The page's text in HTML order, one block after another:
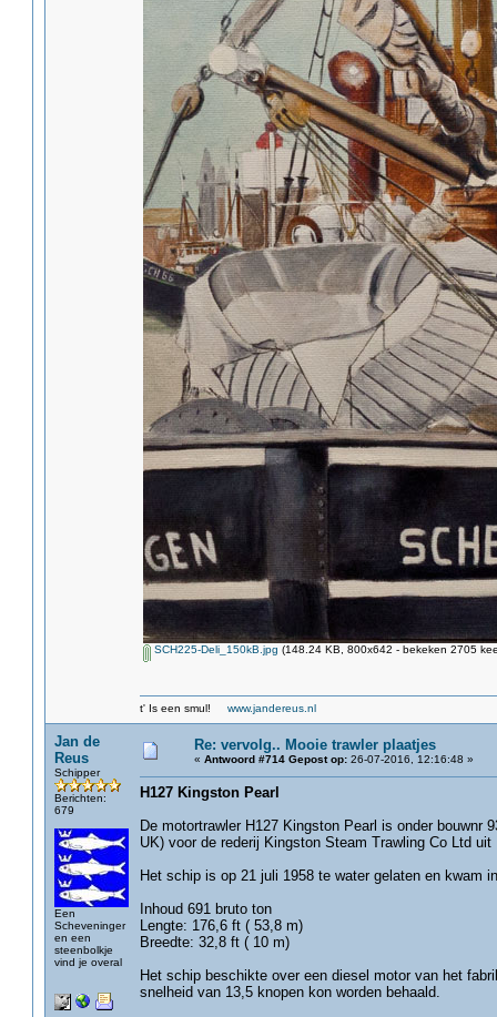
SCH225-Deli_150kB.jpg (148.24 KB, 800x642 - bekeken 2705
t' Is een smul! www.jandereus.nl
Jan de
Reus
Schipper
Berichten:
679
Een
Scheveninger
en een
steenbolkje
vind je overal
Re: vervolg.. Mooie trawler plaatjes
« Antwoord #714 Gepost op:26-07-2016, 12:16:48 »
H127 Kingston Pearl
De motortrawler H127 Kingston Pearl is onder bouwnr
UK) voor de rederij Kingston Steam Trawling Co Ltd uit
Het schip is op 21 juli 1958 te water gelaten en kwam
Inhoud 691 bruto ton
Lengte: 176,6 ft ( 53,8 m)
Breedte: 32,8 ft ( 10 m)
Het schip beschikte over een diesel motor van het
snelheid van 13,5 knopen kon worden behaald.